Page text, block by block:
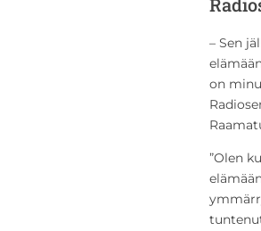
– Sen
on
”Olen